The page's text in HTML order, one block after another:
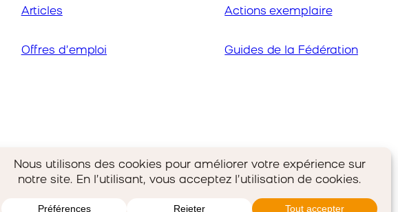
Articles
Offres d’emploi
Actions exemplaire
Guides de la Fédération
Mentions légales